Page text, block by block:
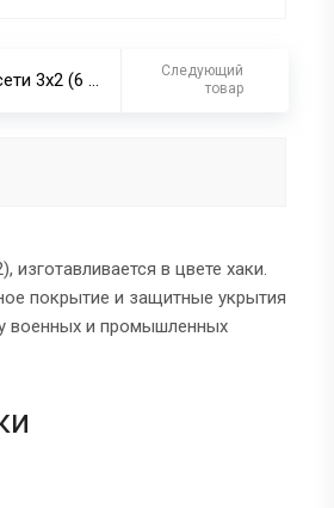
Основа для маскировочной сети 3х2 (6 шт.) хаки
Следующий
товар
в цвете хаки.
покрытие и защитные укрытия
военных и промышленных